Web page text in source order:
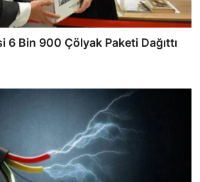
6 Bin 900 Çölyak Paketi Dağıttı